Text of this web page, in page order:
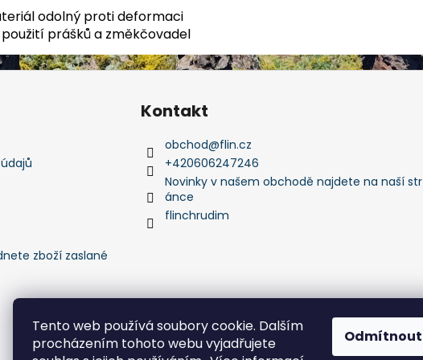
Tento web používá soubory cookie. Dalším
procházením tohoto webu vyjadřujete
Odmítnout
odolný proti deformaci
prášků a změkčovadel
zboží zaslané
Kontakt
obchod@flin.cz
+420606247246
Novinky v našem obchodě najdete na naší str
ánce
flinchrudim
Flin Sport